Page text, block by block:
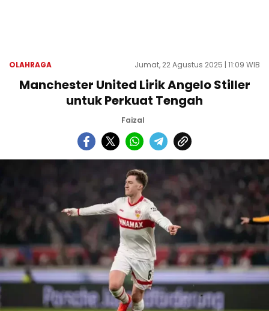
OLAHRAGA Jumat, 22 Agustus 2025 | 11:09 WIB
Manchester United Lirik Angelo Stiller
untuk Perkuat Tengah
Faizal